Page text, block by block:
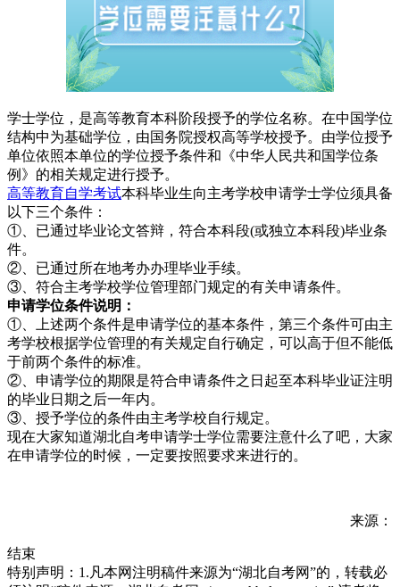
学士学位，是高等教育本科阶段授予的学位名称。在中国学位
结构中为基础学位，由国务院授权高等学校授予。由学位授予
单位依照本单位的学位授予条件和《中华人民共和国学位条
例》的相关规定进行授予。
高等教育自学考试本科毕业生向主考学校申请学士学位须具备
以下三个条件：
①、已通过毕业论文答辩，符合本科段(或独立本科段)毕业条
件。
②、已通过所在地考办办理毕业手续。
③、符合主考学校学位管理部门规定的有关申请条件。
申请学位条件说明：
①、上述两个条件是申请学位的基本条件，第三个条件可由主
考学校根据学位管理的有关规定自行确定，可以高于但不能低
于前两个条件的标准。
②、申请学位的期限是符合申请条件之日起至本科毕业证注明
的毕业日期之后一年内。
③、授予学位的条件由主考学校自行规定。
现在大家知道湖北自考申请学士学位需要注意什么了吧，大家
在申请学位的时候，一定要按照要求来进行的。
来源：
结束
特别声明：1.凡本网注明稿件来源为“湖北自考网”的，转载必